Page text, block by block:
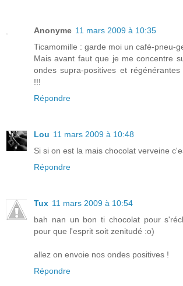
Anonyme 11 mars 2009 à 10:35
Ticamomille : garde moi un café-pneu-
Mais avant faut que je me concentre
ondes supra-positives et
!!!
Répondre
Lou 11 mars 2009 à 10:48
Si si on est la mais chocolat verveine
Répondre
Tux 11 mars 2009 à 10:54
bah nan un bon ti chocolat pour
pour que l'esprit soit zenitudé :o)
allez on envoie nos ondes positives !
Répondre